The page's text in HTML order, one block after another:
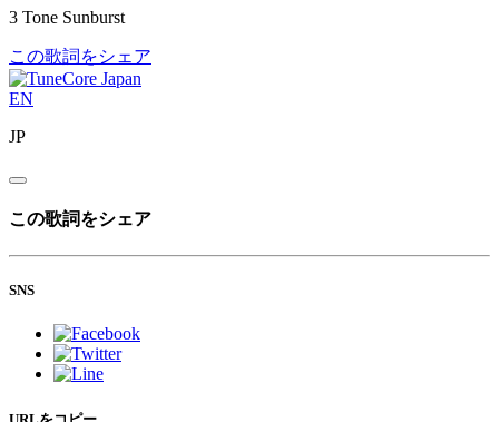
3 Tone Sunburst
この歌詞をシェア
EN
JP
この歌詞をシェア
SNS